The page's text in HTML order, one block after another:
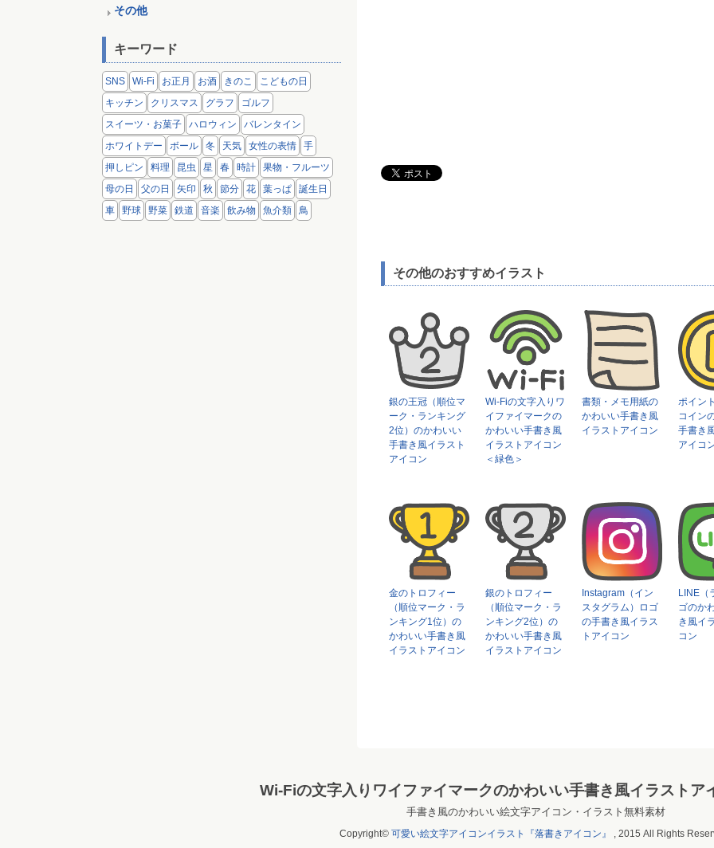
その他のおすすめイラスト
銀の王冠（順位マ
ーク・ランキング
2位）のかわいい
手書き風イラスト
アイコン
Wi-Fiの文字入りワ
イファイマークの
かわいい手書き風
イラストアイコン
＜緑色＞
書類・メモ用紙の
かわいい手書き風
イラストアイコン
ポイン
コイン
手書き
アイコ
金のトロフィー
（順位マーク・ラ
ンキング1位）の
かわいい手書き風
イラストアイコン
銀のトロフィー
（順位マーク・ラ
ンキング2位）の
かわいい手書き風
イラストアイコン
Instagram（イン
スタグラム）ロゴ
の手書き風イラス
トアイコン
LINE（
ゴのか
き風イ
コン
その他
キーワード
SNS Wi-Fi お正月 お酒 きのこ
こどもの日
キッチン
クリスマス グラフ
ゴルフ
スイーツ・お菓子
ハロウィン
バレンタイン
ホワイトデー
ボール 冬 天気 女性の表情
手
押しピン
料理 昆虫 星 春 時計
果物・フルーツ
母の日
父の日 矢印 秋 節分 花 葉っぱ
誕生日
車
野球 野菜 鉄道 音楽 飲み物 魚介類 鳥
Wi-Fiの文字入りワイファイマークのかわいい手書き風イラストア
手書き風のかわいい絵文字アイコン・イラスト無料素材
Copyright© 可愛い絵文字アイコンイラスト『落書きアイコン』 , 2015 All Rights